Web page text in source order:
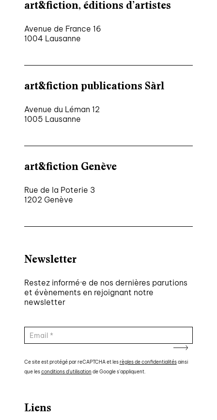
art&fiction, éditions d’artistes
Avenue de France 16
1004 Lausanne
art&fiction publications Sàrl
Avenue du Léman 12
1005 Lausanne
art&fiction Genève
Rue de la Poterie 3
1202 Genève
Newsletter
Restez informé·e de nos dernières parutions
et évènements en rejoignant notre
newsletter
Ce site est protégé par reCAPTCHA et lesrègles de confidentialitésainsi
que lesconditions d'utilisation de Google s'appliquent.
Liens